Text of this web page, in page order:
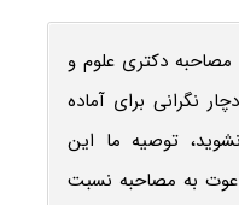
دکتری علوم و
نگرانی برای آماده
نشوید، توصیه ما این
به مصاحبه نسبت